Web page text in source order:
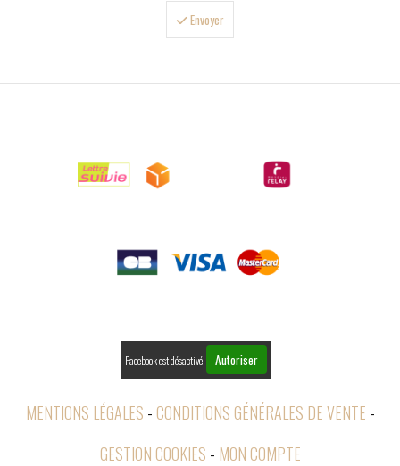
Envoyer
Facebook est désactivé. Autoriser
MENTIONS LÉGALES CONDITIONS GÉNÉRALES DE VENTE
GESTION COOKIES
MON COMPTE